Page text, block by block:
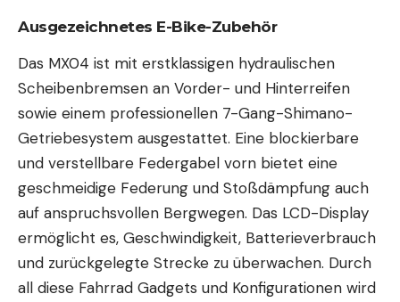
Ausgezeichnetes E-Bike-Zubehör
Das MX04 ist mit erstklassigen hydraulischen
Scheibenbremsen an Vorder- und Hinterreifen
sowie einem professionellen 7-Gang-Shimano-
Getriebesystem ausgestattet. Eine blockierbare
und verstellbare Federgabel vorn bietet eine
geschmeidige Federung und Stoßdämpfung auch
auf anspruchsvollen Bergwegen. Das LCD-Display
ermöglicht es, Geschwindigkeit, Batterieverbrauch
und zurückgelegte Strecke zu überwachen. Durch
all diese Fahrrad Gadgets und Konfigurationen wird